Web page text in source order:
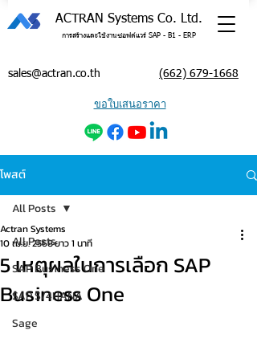
ACTRAN Systems Co. Ltd.
การสร้างและใช้งานซอฟต์แวร์ SAP - B1 - ERP
sales@actran.co.th (662) 679-1668
ขอใบเสนอราคา
โพสต์
All Posts
SAP Business One
SAP S/4HANA
Sage
All Posts
5 เหตุผลในการเลือก SAP
Business One
Actran Systems
10 เม.ย. 2568ยาว 1 นาที